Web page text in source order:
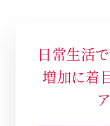
日常生活
増加に着